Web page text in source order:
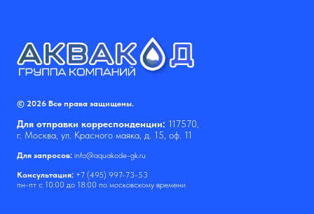
© 2026 Все права защищены.
Для отправки корреспонденции: 117570,
г. Москва, ул. Красного маяка, д. 15, оф. 11
Для запросов: info@aquakode-gk.ru
Консультация: +7 (495) 997-73-53
пн-пт с 10:00 до 18:00 по московскому времени